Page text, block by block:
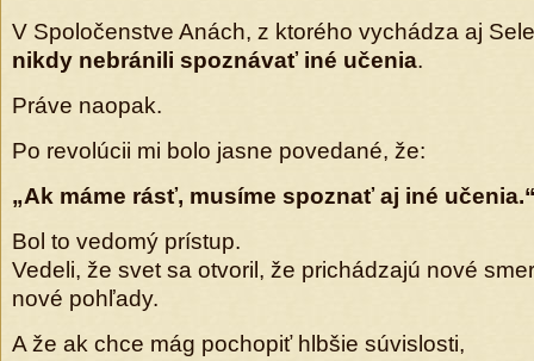
V Spoločenstve Anách, z ktorého vychádza aj
nikdy nebránili spoznávať iné učenia.
Práve naopak.
Po revolúcii mi bolo jasne povedané, že:
„Ak máme rásť, musíme spoznať aj iné
Bol to vedomý prístup.
Vedeli, že svet sa otvoril, že prichádzajú nové
nové pohľady.
A že ak chce mág pochopiť hlbšie súvislosti,